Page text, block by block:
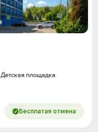
Детская площадка
Бесплатая отмена